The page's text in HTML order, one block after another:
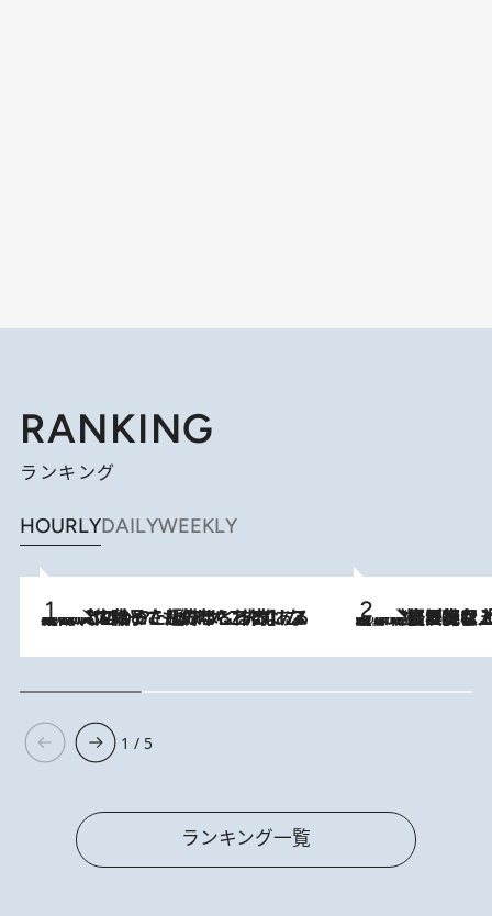
RANKING
ランキング
HOURLYDAILYWEEKLY
2026.8.5
【阿川佐和子さんの年とる力】なぜ70代で始めた趣味は“こんなに楽しい”のか？ ピアノ、俳句…スランプに陥っても続けられる“ある秘訣”とは 2026.8.5
【なぜ吉沢亮は「気配を消せる」のか？】興行収入208億の『国宝』を経て挑むミュージカル『ディア・エヴァン・ハンセン』。トップ俳優が舞台上でさらけ出した“孤独”とは
1 / 5
ランキング一覧